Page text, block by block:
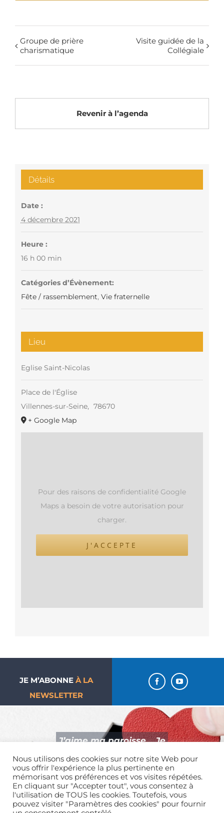
Groupe de prière
charismatique
Visite guidée de la
Collégiale
Revenir à l’agenda
Détails
Date :
4 décembre 2021
Heure :
16 h 00 min
Catégories d’Évènement:
Fête / rassemblement, Vie fraternelle
Lieu
Eglise Saint-Nicolas
Place de l'Église
Villennes-sur-Seine, 78670
+ Google Map
Pour des raisons de confidentialité Google
Maps a besoin de votre autorisation pour
charger.
J'ACCEPTE
JE M’ABONNE À LA
NEWSLETTER
J’aime ma paroisse… Je
donne !
Nous utilisons des cookies sur notre site Web pour
vous offrir l'expérience la plus pertinente en
mémorisant vos préférences et vos visites répétées.
En cliquant sur "Accepter tout", vous consentez à
l'utilisation de TOUS les cookies. Toutefois, vous
pouvez visiter "Paramètres des cookies" pour fournir